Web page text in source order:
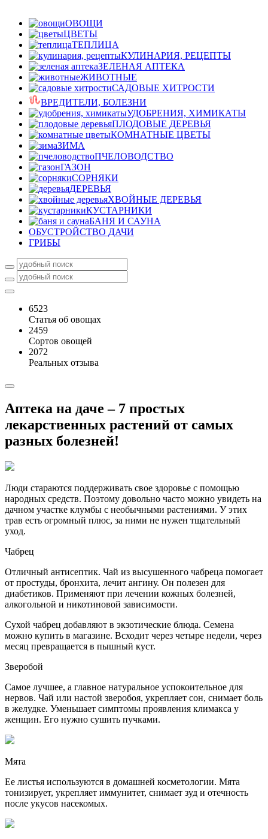
ОВОЩИ
ЦВЕТЫ
ТЕПЛИЦА
КУЛИНАРИЯ, РЕЦЕПТЫ
ЗЕЛЕНАЯ АПТЕКА
ЖИВОТНЫЕ
САДОВЫЕ ХИТРОСТИ
ВРЕДИТЕЛИ, БОЛЕЗНИ
УДОБРЕНИЯ, ХИМИКАТЫ
ПЛОДОВЫЕ ДЕРЕВЬЯ
КОМНАТНЫЕ ЦВЕТЫ
ЗИМА
ПЧЕЛОВОДСТВО
ГАЗОН
СОРНЯКИ
ДЕРЕВЬЯ
ХВОЙНЫЕ ДЕРЕВЬЯ
КУСТАРНИКИ
БАНЯ И САУНА
ОБУСТРОЙСТВО ДАЧИ
ГРИБЫ
6523
Статья об овощах
2459
Сортов овощей
2072
Реальных отзыва
Аптека на даче – 7 простых
лекарственных растений от самых
разных болезней!
Люди стараются поддерживать свое здоровье с помощью
народных средств. Поэтому довольно часто можно увидеть на
дачном участке клумбы с необычными растениями. У этих
трав есть огромный плюс, за ними не нужен тщательный
уход.
Чабрец
Отличный антисептик. Чай из высушенного чабреца помогает
от простуды, бронхита, лечит ангину. Он полезен для
диабетиков. Применяют при лечении кожных болезней,
алкогольной и никотиновой зависимости.
Сухой чабрец добавляют в экзотические блюда. Семена
можно купить в магазине. Всходит через четыре недели, через
месяц превращается в пышный куст.
Зверобой
Самое лучшее, а главное натуральное успокоительное для
нервов. Чай или настой зверобоя, укрепляет сон, снимает боль
в желудке. Уменьшает симптомы проявления климакса у
женщин. Его нужно сушить пучками.
Мята
Ее листья используются в домашней косметологии. Мята
тонизирует, укрепляет иммунитет, снимает зуд и отечность
после укусов насекомых.